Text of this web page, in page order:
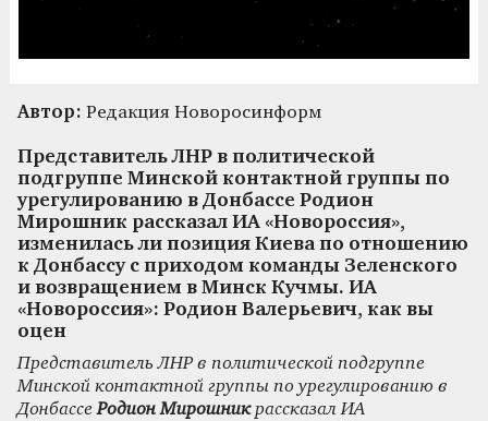
Автор: Редакция Новоросинформ
Представитель ЛНР в политической
подгруппе Минской контактной группы по
урегулированию в Донбассе Родион
Мирошник рассказал ИА «Новороссия»,
изменилась ли позиция Киева по отношению
к Донбассу с приходом команды Зеленского
и возвращением в Минск Кучмы. ИА
«Новороссия»: Родион Валерьевич, как вы
оцен
Представитель ЛНР в политической подгруппе
Минской контактной группы по урегулированию в
ДонбассеРодион Мирошникрассказал ИА